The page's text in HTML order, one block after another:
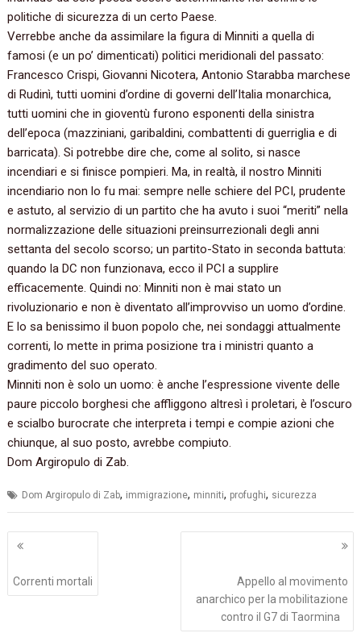
politiche di sicurezza di un certo Paese.
Verrebbe anche da assimilare la figura di Minniti a quella di
famosi (e un po’ dimenticati) politici meridionali del passato:
Francesco Crispi, Giovanni Nicotera, Antonio Starabba marchese
di Rudinì, tutti uomini d’ordine di governi dell’Italia monarchica,
tutti uomini che in gioventù furono esponenti della sinistra
dell’epoca (mazziniani, garibaldini, combattenti di guerriglia e di
barricata). Si potrebbe dire che, come al solito, si nasce
incendiari e si finisce pompieri. Ma, in realtà, il nostro Minniti
incendiario non lo fu mai: sempre nelle schiere del PCI, prudente
e astuto, al servizio di un partito che ha avuto i suoi “meriti” nella
normalizzazione delle situazioni preinsurrezionali degli anni
settanta del secolo scorso; un partito-Stato in seconda battuta:
quando la DC non funzionava, ecco il PCI a supplire
efficacemente. Quindi no: Minniti non è mai stato un
rivoluzionario e non è diventato all’improvviso un uomo d’ordine.
E lo sa benissimo il buon popolo che, nei sondaggi attualmente
correnti, lo mette in prima posizione tra i ministri quanto a
gradimento del suo operato.
Minniti non è solo un uomo: è anche l’espressione vivente delle
paure piccolo borghesi che affliggono altresì i proletari, è l’oscuro
e scialbo burocrate che interpreta i tempi e compie azioni che
chiunque, al suo posto, avrebbe compiuto.
Dom Argiropulo di Zab.
Dom Argiropulo di Zab, immigrazione, minniti, profughi, sicurezza
Navigazione
Correnti mortali
Appello al movimento
anarchico per la mobilitazione
contro il G7 di Taormina